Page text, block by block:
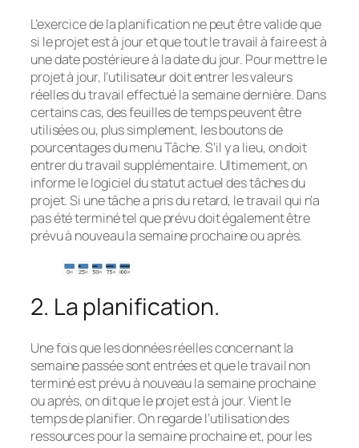
L’exercice de la planification ne peut être valide que
si le projet est à jour et que tout le travail à faire est à
une date postérieure à la date du jour. Pour mettre le
projet à jour, l’utilisateur doit entrer les valeurs
réelles du travail effectué la semaine dernière. Dans
certains cas, des feuilles de temps peuvent être
utilisées ou, plus simplement, les boutons de
pourcentages du menu Tâche. S’il y a lieu, on doit
entrer du travail supplémentaire. Ultimement, on
informe le logiciel du statut actuel des tâches du
projet. Si une tâche a pris du retard, le travail qui n’a
pas été terminé tel que prévu doit également être
prévu à nouveau la semaine prochaine ou après.
2. La planification.
Une fois que les données réelles concernant la
semaine passée sont entrées et que le travail non
terminé est prévu à nouveau la semaine prochaine
ou après, on dit que le projet est à jour. Vient le
temps de planifier. On regarde l’utilisation des
ressources pour la semaine prochaine et, pour les